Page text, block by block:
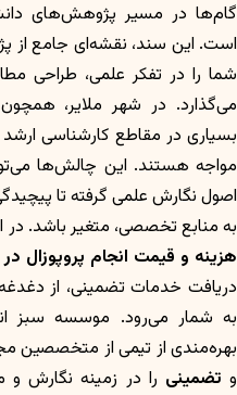
گام‌ها در مسیر پژوهش‌های
است. این سند، نقشه‌ای جامع از
شما را در تفکر علمی، طراحی
می‌گذارد. در شهر ملایر،
بسیاری در مقاطع کارشناسی
مواجه هستند. این چالش‌ها
اصول نگارش علمی گرفته تا
به منابع تخصصی، متغیر باشد.
هزینه و قیمت انجام پروپوزال در
دریافت خدمات تضمینی، از
به شمار می‌رود. موسسه سبز
بهره‌مندی از تیمی از متخصصین
و تضمینی را در زمینه نگارش و